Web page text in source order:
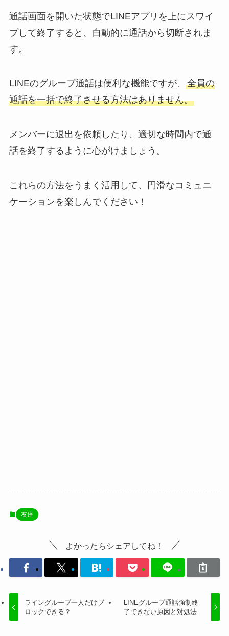
通話画面を開いた状態でLINEアプリを上にスワイ
プして終了すると、自動的に通話から切断されま
す。
LINEのグループ通話は便利な機能ですが、 全員の
通話を一括で終了させる方法はありません。
メンバーに退出を依頼したり、適切な時間内で通
話を終了するように心がけましょう。
これらの方法をうまく活用して、円滑なコミュニ
ケーションを楽しんでください！
友達
よかったらシェアしてね！
ライングループ一人だけブ
ロックできる？
LINEグループ通話強制終
了できない原因と対処法